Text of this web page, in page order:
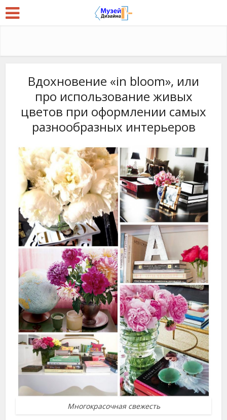
Вдохновение «in bloom», или
про использование живых
цветов при оформлении самых
разнообразных интерьеров
Многокрасочная свежесть